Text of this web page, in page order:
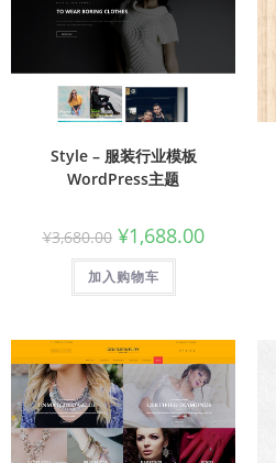
Style – 服装行业模板
WordPress主题
¥3,680.00 ¥1,688.00
加入购物车